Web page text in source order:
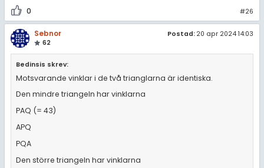
0 #26
Sebnor
62
Postad: 20 apr 2024 14:03
Bedinsis skrev:
Motsvarande vinklar i de två trianglarna är identiska.
Den mindre triangeln har vinklarna
PAQ (= 43)
APQ
PQA
Den större triangeln har vinklarna